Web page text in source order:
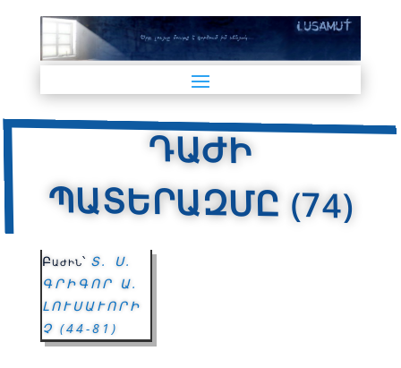
ԴԱԺԻ
ՊԱՏԵՐԱԶՄԸ (74)
Բաժին՝ Տ. Ս.
ԳՐԻԳՈՐ Ա.
ԼՈՒՍԱՒՈՐԻ
Չ (44-81)